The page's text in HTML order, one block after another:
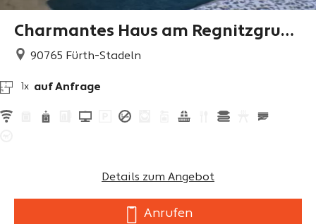
Charmantes Haus am Regnitzgrund
komplett zu vermieten
90765 Fürth-Stadeln
1x auf Anfrage
Details zum Angebot
Anrufen